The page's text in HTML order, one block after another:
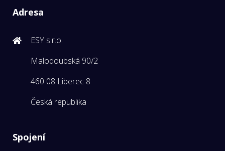
Adresa
ESY s.r.o.
Malodoubská 90/2
460 08 Liberec 8
Česká republika
Spojení